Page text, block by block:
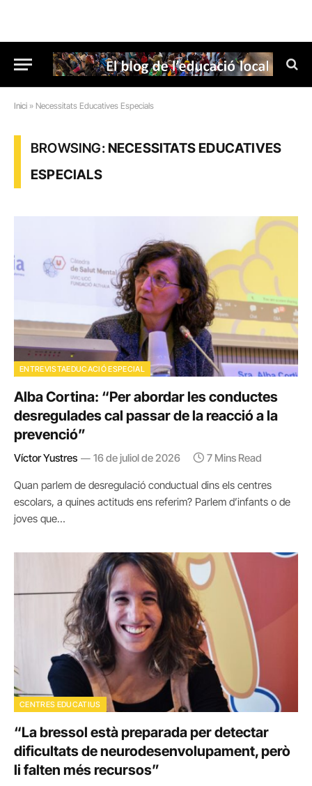
Inici » Necessitats Educatives Especials
BROWSING:NECESSITATS EDUCATIVES
ESPECIALS
ENTREVISTAEDUCACIÓ ESPECIAL
Alba Cortina: “Per abordar les conductes
desregulades cal passar de la reacció a la
prevenció”
Víctor Yustres 16 de juliol de 2026 7 Mins Read
Quan parlem de desregulació conductual dins els centres
escolars, a quines actituds ens referim? Parlem d’infants o de
joves que…
CENTRES EDUCATIUS
“La bressol està preparada per detectar
dificultats de neurodesenvolupament, però
li falten més recursos”